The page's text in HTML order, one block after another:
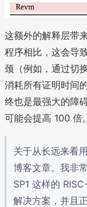
这额外的解释层带
程序相比，这会导
颈（例如，通过切
消耗所有证明时间
终也是最强大的障
可能会提高 100 倍。
关于从长远来看
博客文章。我非
SP1 这样的
解决方案，并且